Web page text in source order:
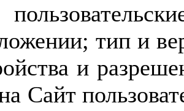
тип и
и
Сайт